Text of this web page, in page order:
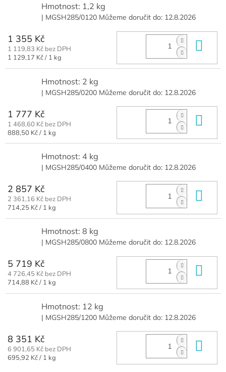
Hmotnost: 1,2 kg
| MGSH285/0120 Můžeme doručit do: 12.8.2026
1 355 Kč
1 119,83 Kč bez DPH
Měrná
1 129,17 Kč / 1 kg
Hmotnost: 2 kg
| MGSH285/0200 Můžeme doručit do: 12.8.2026
1 777 Kč
1 468,60 Kč bez DPH
Měrná
cena:
888,50 Kč / 1 kg
Hmotnost: 4 kg
| MGSH285/0400 Můžeme doručit do: 12.8.2026
2 857 Kč
2 361,16 Kč bez DPH
Měrná
714,25 Kč / 1 kg
Hmotnost: 8 kg
| MGSH285/0800 Můžeme doručit do: 12.8.2026
5 719 Kč
4 726,45 Kč bez DPH
Měrná
714,88 Kč / 1 kg
Hmotnost: 12 kg
| MGSH285/1200 Můžeme doručit do: 12.8.2026
8 351 Kč
6 901,65 Kč bez DPH
Měrná
695,92 Kč / 1 kg